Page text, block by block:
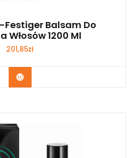
Balsam Do
Włosów 1200 Ml
201,85zł
Zobacz